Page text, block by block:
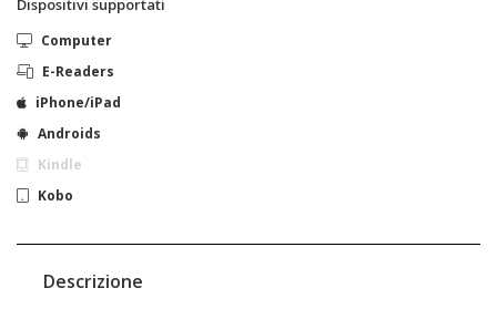
Dispositivi supportati
Computer
E-Readers
iPhone/iPad
Androids
Kindle
Kobo
Descrizione